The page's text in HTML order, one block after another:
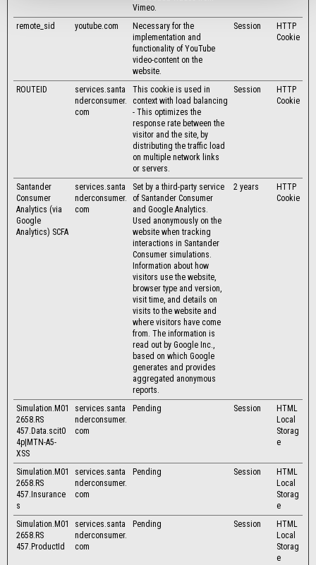
Vimeo.
remote_sid youtube.com
Necessary for the
implementation and
functionality of YouTube
video-content on the
website.
Session
HTTP
Cookie
ROUTEID
services.santa
nderconsumer.
com
This cookie is used in
context with load balancing
- This optimizes the
response rate between the
visitor and the site, by
distributing the traffic load
on multiple network links
or servers.
Session
HTTP
Cookie
Santander
Consumer
Analytics (via
Google
Analytics) SCFA
services.santa
nderconsumer.
com
Set by a third-party service
of Santander Consumer
and Google Analytics.
Used anonymously on the
website when tracking
interactions in Santander
Consumer simulations.
Information about how
visitors use the website,
browser type and version,
visit time, and details on
visits to the website and
where visitors have come
from. The information is
read out by Google Inc.,
based on which Google
generates and provides
aggregated anonymous
reports.
2 years
HTTP
Cookie
Simulation.M01
2658.RS
457.Data.scit0
4p|MTN-A5-
XSS
services.santa
nderconsumer.
com
Pending Session
HTML
Local
Storag
e
Simulation.M01
2658.RS
457.Insurance
s
services.santa
nderconsumer.
com
Pending Session
HTML
Local
Storag
e
Simulation.M01
2658.RS
457.ProductId
services.santa
nderconsumer.
com
Pending Session
HTML
Local
Storag
e